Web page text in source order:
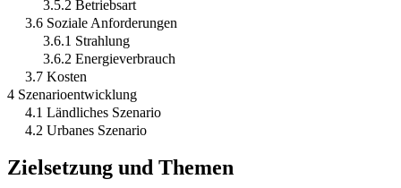
3.5.2 Betriebsart
3.6 Soziale Anforderungen
3.6.1 Strahlung
3.6.2 Energieverbrauch
3.7 Kosten
4 Szenarioentwicklung
4.1 Ländliches Szenario
4.2 Urbanes Szenario
Zielsetzung und Themen